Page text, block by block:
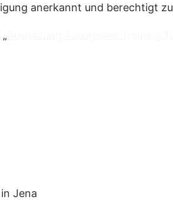
anerkannt und berechtigt
Jena